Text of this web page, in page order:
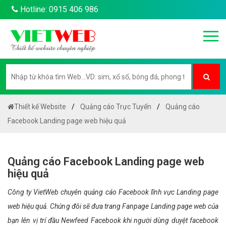
Hotline: 0915 406 986
Thiết kế Website Quảng cáo Trực Tuyến
Quảng cáo
Facebook Landing page web hiệu quả
Quảng cáo Facebook Landing page web
hiệu quả
Công ty VietWeb chuyên quảng cáo Facebook lĩnh vực Landing page
web hiệu quả. Chúng đôi sẽ đưa trang Fanpage Landing page web của
bạn lên vị trí đầu Newfeed Facebook khi người dùng duyệt facebook